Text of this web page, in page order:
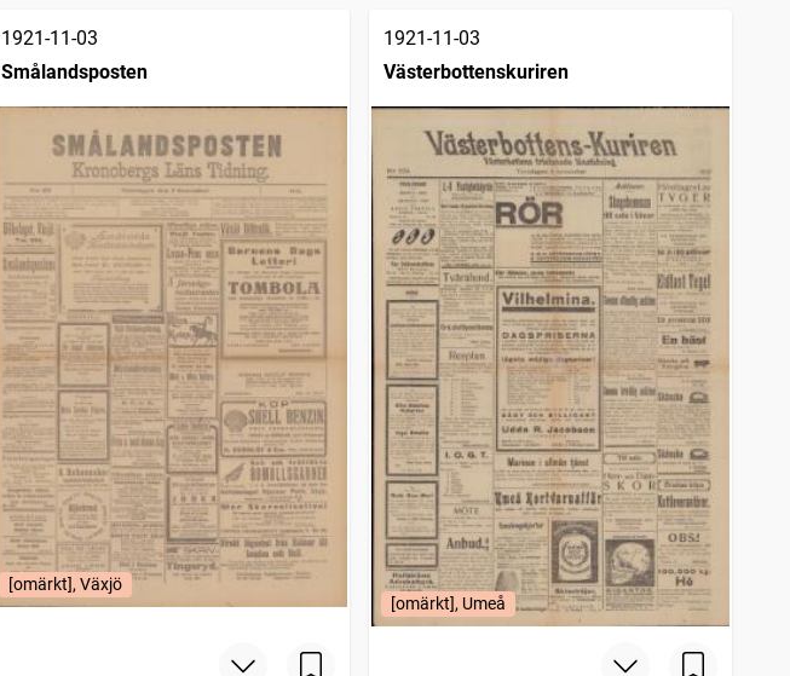
1921-11-03
Smålandsposten
[omärkt], Växjö
1921-11-03
Västerbottenskuriren
[omärkt], Umeå